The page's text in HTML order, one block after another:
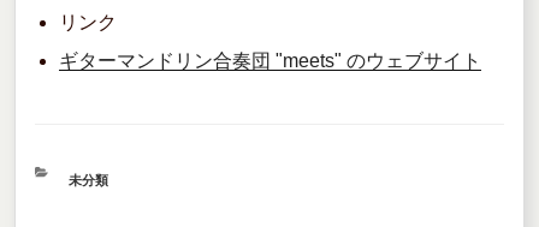
リンク
ギターマンドリン合奏団 "meets" のウェブサイト
カ
未分類